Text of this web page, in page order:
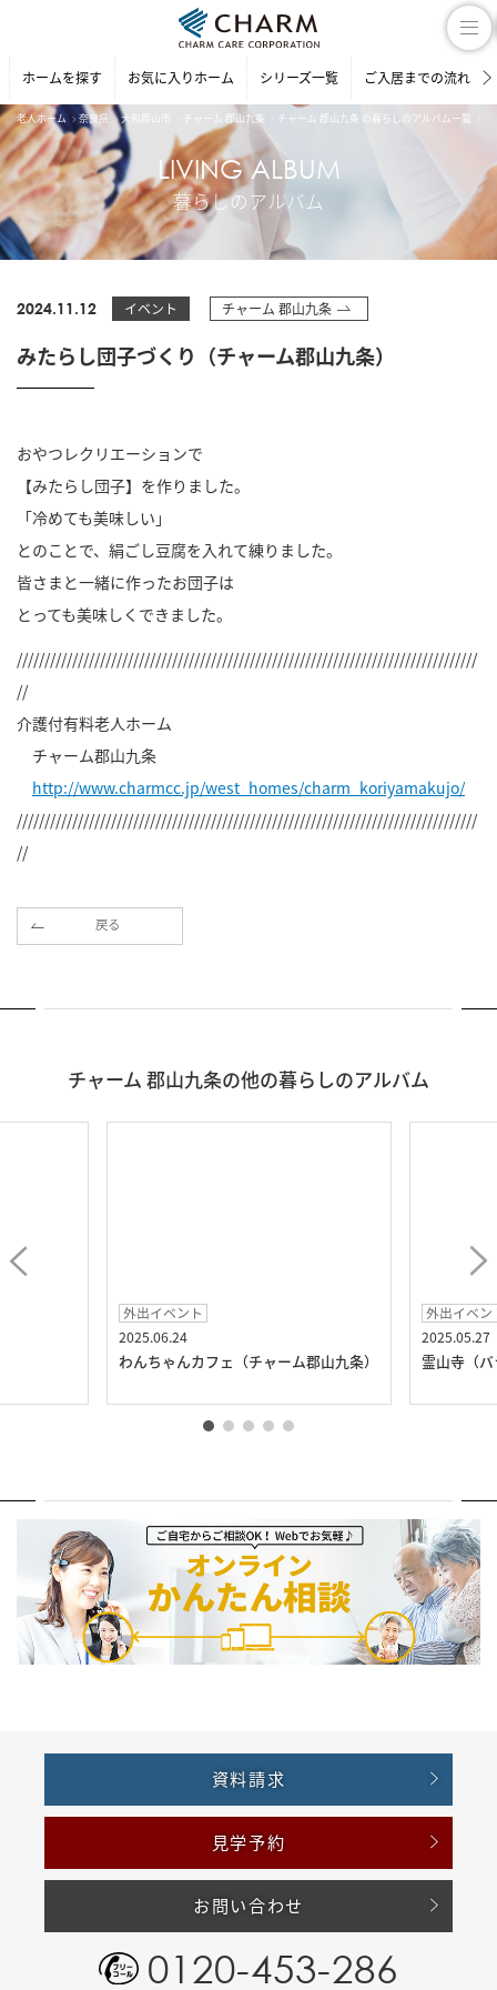
ホームを探す お気に入りホーム シリーズ一覧 ご入居までの流れ
老人ホーム 奈良県 大和郡山市 チャーム 郡山九条 チャーム 郡山九条 の暮らしのアルバム一覧
LIVING ALBUM
暮らしのアルバム
2024.11.12 イベント チャーム 郡山九条
みたらし団子づくり（チャーム郡山九条）
おやつレクリエーションで
【みたらし団子】を作りました。
「冷めても美味しい」
とのことで、絹ごし豆腐を入れて練りました。
皆さまと一緒に作ったお団子は
とっても美味しくできました。
///////////////////////////////////////////////////////////////////////////////////
//
介護付有料老人ホーム
チャーム郡山九条
http://www.charmcc.jp/west_homes/charm_koriyamakujo/
///////////////////////////////////////////////////////////////////////////////////
//
戻る
チャーム 郡山九条の他の暮らしのアルバム
外出イベント
2025.06.24
わんちゃんカフェ（チャーム郡山九条）
外出イベン
2025.05.27
霊山寺（
資料請求
見学予約
お問い合わせ
0120-453-286